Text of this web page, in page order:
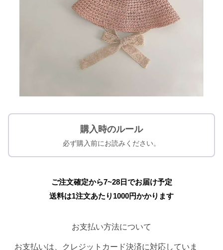
購入時のルール
必ず購入前にお読みください。
ご注文確定から7~28日でお届け予定
送料は1注文あたり 1000円かかります
お支払い方法について
お支払いは、クレジットカード決済に対応していま